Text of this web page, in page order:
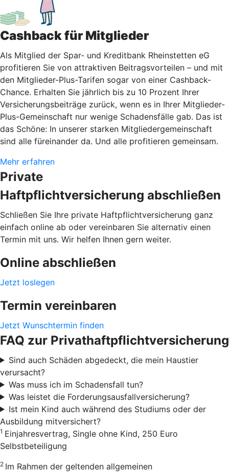
Cashback für Mitglieder
Als Mitglied der Spar- und Kreditbank Rheinstetten eG
profitieren Sie von attraktiven Beitragsvorteilen – und mit
den Mitglieder-Plus-Tarifen sogar von einer Cashback-
Chance. Erhalten Sie jährlich bis zu 10 Prozent Ihrer
Versicherungsbeiträge zurück, wenn es in Ihrer Mitglieder-
Plus-Gemeinschaft nur wenige Schadensfälle gab. Das ist
das Schöne: In unserer starken Mitgliedergemeinschaft
sind alle füreinander da. Und alle profitieren gemeinsam.
Mehr erfahren
Private
Haftpflichtversicherung abschließen
Schließen Sie Ihre private Haftpflichtversicherung ganz
einfach online ab oder vereinbaren Sie alternativ einen
Termin mit uns. Wir helfen Ihnen gern weiter.
Online abschließen
Jetzt loslegen
Termin vereinbaren
Jetzt Wunschtermin finden
FAQ zur Privathaftpflichtversicherung
Sind auch Schäden abgedeckt, die mein Haustier
verursacht?
Was muss ich im Schadensfall tun?
Was leistet die Forderungsausfallversicherung?
Ist mein Kind auch während des Studiums oder der
Ausbildung mitversichert?
1 Einjahresvertrag, Single ohne Kind, 250 Euro
Selbstbeteiligung
2 Im Rahmen der geltenden allgemeinen